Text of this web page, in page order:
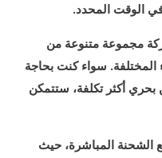
الوقت المحدد.
مجموعة متنوعة من
المختلفة. سواء كنت بحاجة
أكثر تكلفة، ستتمكن
الشحنة المباشرة، حيث